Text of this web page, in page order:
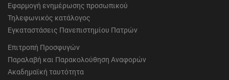
Εφαρμογή ενημέρωσης προσωπικού
Τηλεφωνικός κατάλογος
Εγκαταστάσεις Πανεπιστημίου Πατρών
Επιτροπή Προσφυγών
Παραλαβή και Παρακολούθηση Αναφορών
Ακαδημαϊκή ταυτότητα